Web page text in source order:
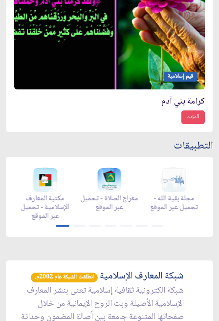
قيم إسلامية
كرامة بني آدم
المزيد
التطبيقات
مكتبة المعارف
الإسلامية - تحميل
عبر الموقع
معراج الصلاة - تحميل
عبر الموقع
مجلة بقية الله -
تحميل عبر الموقع
شبكة المعارف الإسلامية انطلقت الشبكة عام 2002م.
شبكة الكترونية ثقافية إسلامية تعنى بنشر المعارف
الإسلامية الأصيلة وبث الروح الإيمانية من خلال
صفحاتها المتنوعة جامعة بين أصالة المضمون وحداثة